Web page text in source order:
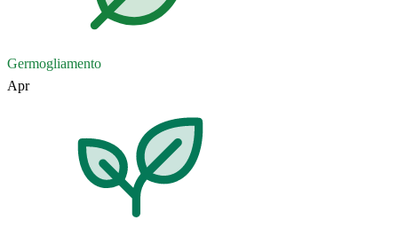
Germogliamento
Apr